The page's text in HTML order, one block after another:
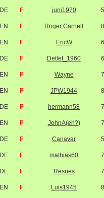
DE F juni1970
EN F Roger Carnell
EN F EricW
DE F Detlef_1960
EN F Wayne
EN F JPW1944
DE F hermann58
EN F JohnA(eh?)
DE F Canavar
DE F mathias60
DE F Resnes
EN F Luis1945